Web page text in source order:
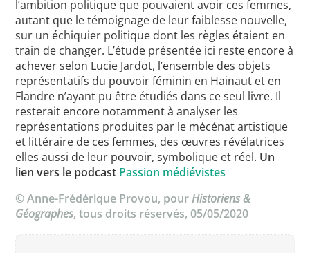
l’ambition politique que pouvaient avoir ces femmes,
autant que le témoignage de leur faiblesse nouvelle,
sur un échiquier politique dont les règles étaient en
train de changer. L’étude présentée ici reste encore à
achever selon Lucie Jardot, l’ensemble des objets
représentatifs du pouvoir féminin en Hainaut et en
Flandre n’ayant pu être étudiés dans ce seul livre. Il
resterait encore notamment à analyser les
représentations produites par le mécénat artistique
et littéraire de ces femmes, des œuvres révélatrices
elles aussi de leur pouvoir, symbolique et réel. Un
lien vers le podcast Passion médiévistes
© Anne-Frédérique Provou, pourHistoriens &
Géographes, tous droits réservés, 05/05/2020